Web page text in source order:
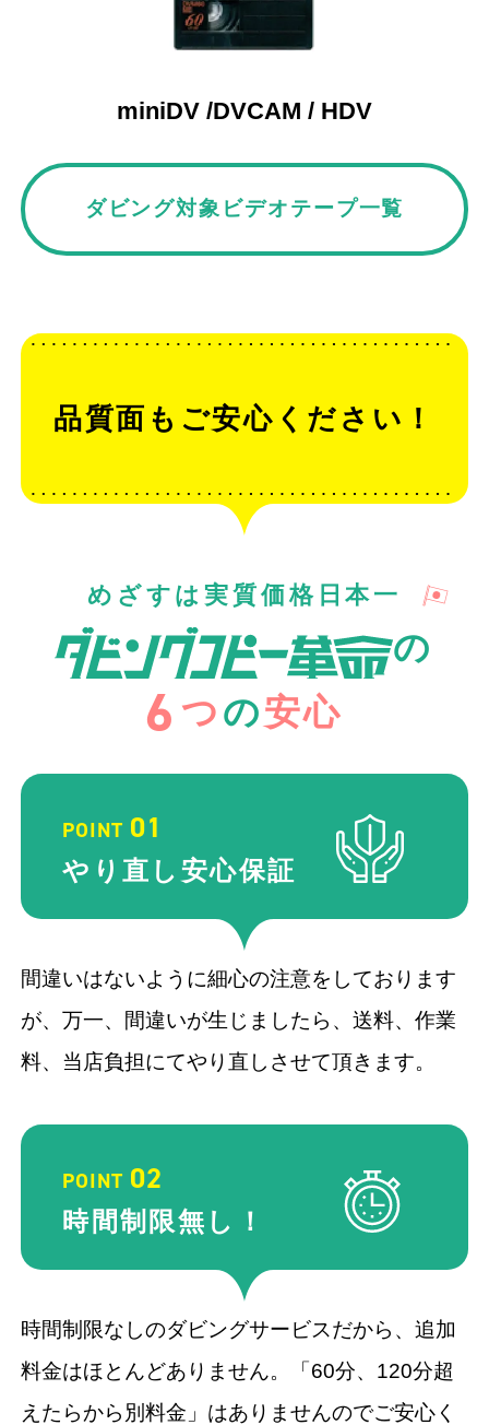
miniDV /DVCAM / HDV
ダビング対象ビデオテープ一覧
品質面もご安心ください！
めざすは実質価格日本一
の
6 つの安心
POINT 01
やり直し 安心保証
間違いはないように細心の注意をしております
が、万一、間違いが生じましたら、送料、作業
料、当店負担にてやり直しさせて頂きます。
POINT 02
時間制限無し！
時間制限なしのダビングサービスだから、追加
料金はほとんどありません。「60分、120分超
えたらから別料金」はありませんのでご安心く